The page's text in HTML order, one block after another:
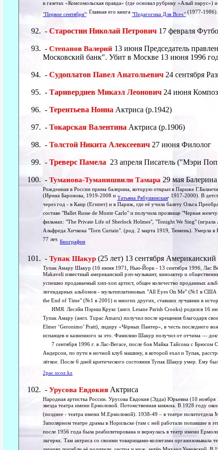
в газетах «Комсомольская правда» (где основал рубрику «Алый парус»)
"Первое сентября". Главная его книга"Педагогика Для Всех" (1977-
-Старостин Николай Петрович 17 февраля
-Степанов Валерий 13 июня Председатель
Московский банк". Убит в Москве 13 июня 1996
-Судоплатов Павел Анатольевич 24 сентября
-Таривердиев Микаэл Леонович 24 июня
-Терентьева Нонна Актриса (р.1942)
-Токарская Валентина Актриса (р.1906)
-Толстой Никита Алексеевич 27 июня Филолог
-Треверс Памела 23 апреля Писатель ("Мэри
-Туманова-Туманишвили Тамара 29 мая Балерина
Рожденная в России прима балерина, которую открыл в Париже
(Ирина Баронова, 1919-2008 иТатьяна Рябушинская, 1917-2000). В
через год - в Каир (Египет) и в Париж, где её учила балету Ольга
составе "Ballet Russe de Monte Carlo" и получила прозвище "Черная
фильмах: "The Private Life of Sherlock Holmes", "Tonight We Sing"
Альфреда Хичкока "Torn Curtain". (род. 2 марта 1919, Тюмень). Умерла
77 лет.Биография
-Тупак Шакур (25 лет) 13 сентября Американский
Тупак Амару Шакур (16 июня 1971, Нью-Йорк - 13 сентября 1996, Лас
Makaveli известный американский рэп-музыкант, киноактер и
успешно продаваемый хип-хоп артист, общее количество проданных
легендарных альбомов - мультиплатиновых "All Eyes On Me" (№1 в
the End of Time" (№1 в 2001) и многих других, ставших лучшими в
ИМЯ. Лесэйн Пэриш Крукс (англ. Lesane Parish Crooks) родился 16
Тупак Амару (англ. Tupac Amaru) получил после крещения благодаря
Elmer ‘Geronimo’ Pratt), лидеру «Чёрных Пантер», в честь последнего
испанцев и казненного за это. Фамилию Шакур получил от отчима —
7 сентября 1996 г. в Лас-Вегасе, после боя Майка Тайсона с Брюсом
Андерсон, по пути в ночной клуб машину, в которой ехал и Тупак,
лёгкое. После 6 дней критического состояния Тупак Шакур умер. Ему
2pac.ucoz.kz
-Урусова Евдокия Актриса
Народная артистка России. Урусова Евдокия (Эдда) Юрьевна (10 ноября
звезда театра имени Ермоловой. Потомственная княжна. В 1928 году
(позднее - театра имени М.Ермоловой). 1938-49 – в театре
Заполярном театре драмы в Норильске (там с ней работали попавшие в
после 1956 года была реабилитирована и вернулась в театр имени
лагерях. Там актриса со своими товарищами-коллегами